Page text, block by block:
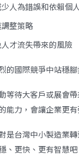
少人為錯誤和依賴個人
調整策略
人才流失帶來的風險
的國際競爭中站穩
等待大客戶或展會
能力，會讓企業更
是台灣中小製造業
、更快、更有智慧吧